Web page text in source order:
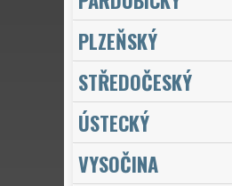
PLZEŇSKÝ
STŘEDOČESKÝ
ÚSTECKÝ
VYSOČINA